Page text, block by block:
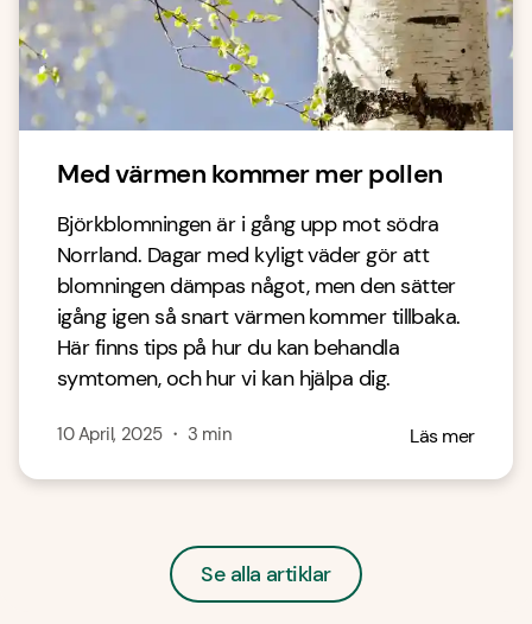
Med värmen kommer mer pollen
Björkblomningen är i gång upp mot södra
Norrland. Dagar med kyligt väder gör att
blomningen dämpas något, men den sätter
igång igen så snart värmen kommer tillbaka.
Här finns tips på hur du kan behandla
symtomen, och hur vi kan hjälpa dig.
10 April, 2025・ 3 min Läs mer
Se alla artiklar